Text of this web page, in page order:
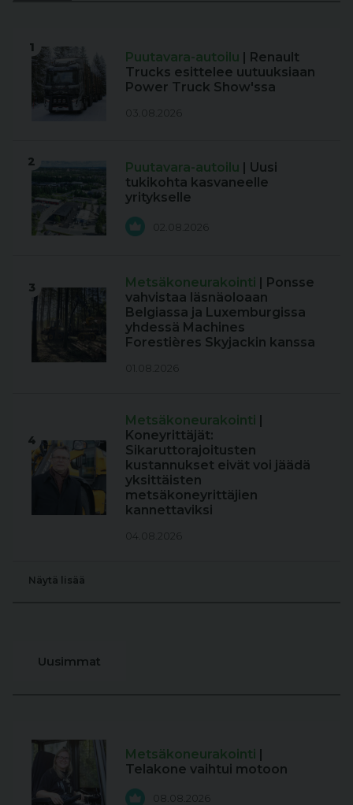
1
Puutavara-autoilu | Renault
Trucks esittelee uutuuksiaan
Power Truck Show'ssa
03.08.2026
2 Puutavara-autoilu | Uusi
tukikohta kasvaneelle
yritykselle
02.08.2026
3 Metsäkoneurakointi | Ponsse
vahvistaa läsnäoloaan
Belgiassa ja Luxemburgissa
yhdessä Machines
Forestières Skyjackin kanssa
01.08.2026
4
Metsäkoneurakointi |
Koneyrittäjät:
Sikaruttorajoitusten
kustannukset eivät voi jäädä
yksittäisten
metsäkoneyrittäjien
kannettaviksi
04.08.2026
Näytä lisää
Uusimmat
Metsäkoneurakointi |
Telakone vaihtui motoon
08.08.2026